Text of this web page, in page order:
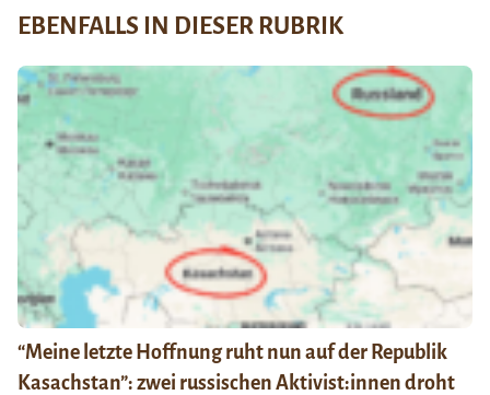
EBENFALLS IN DIESER RUBRIK
“Meine letzte Hoffnung ruht nun auf der Republik
Kasachstan”: zwei russischen Aktivist:innen droht